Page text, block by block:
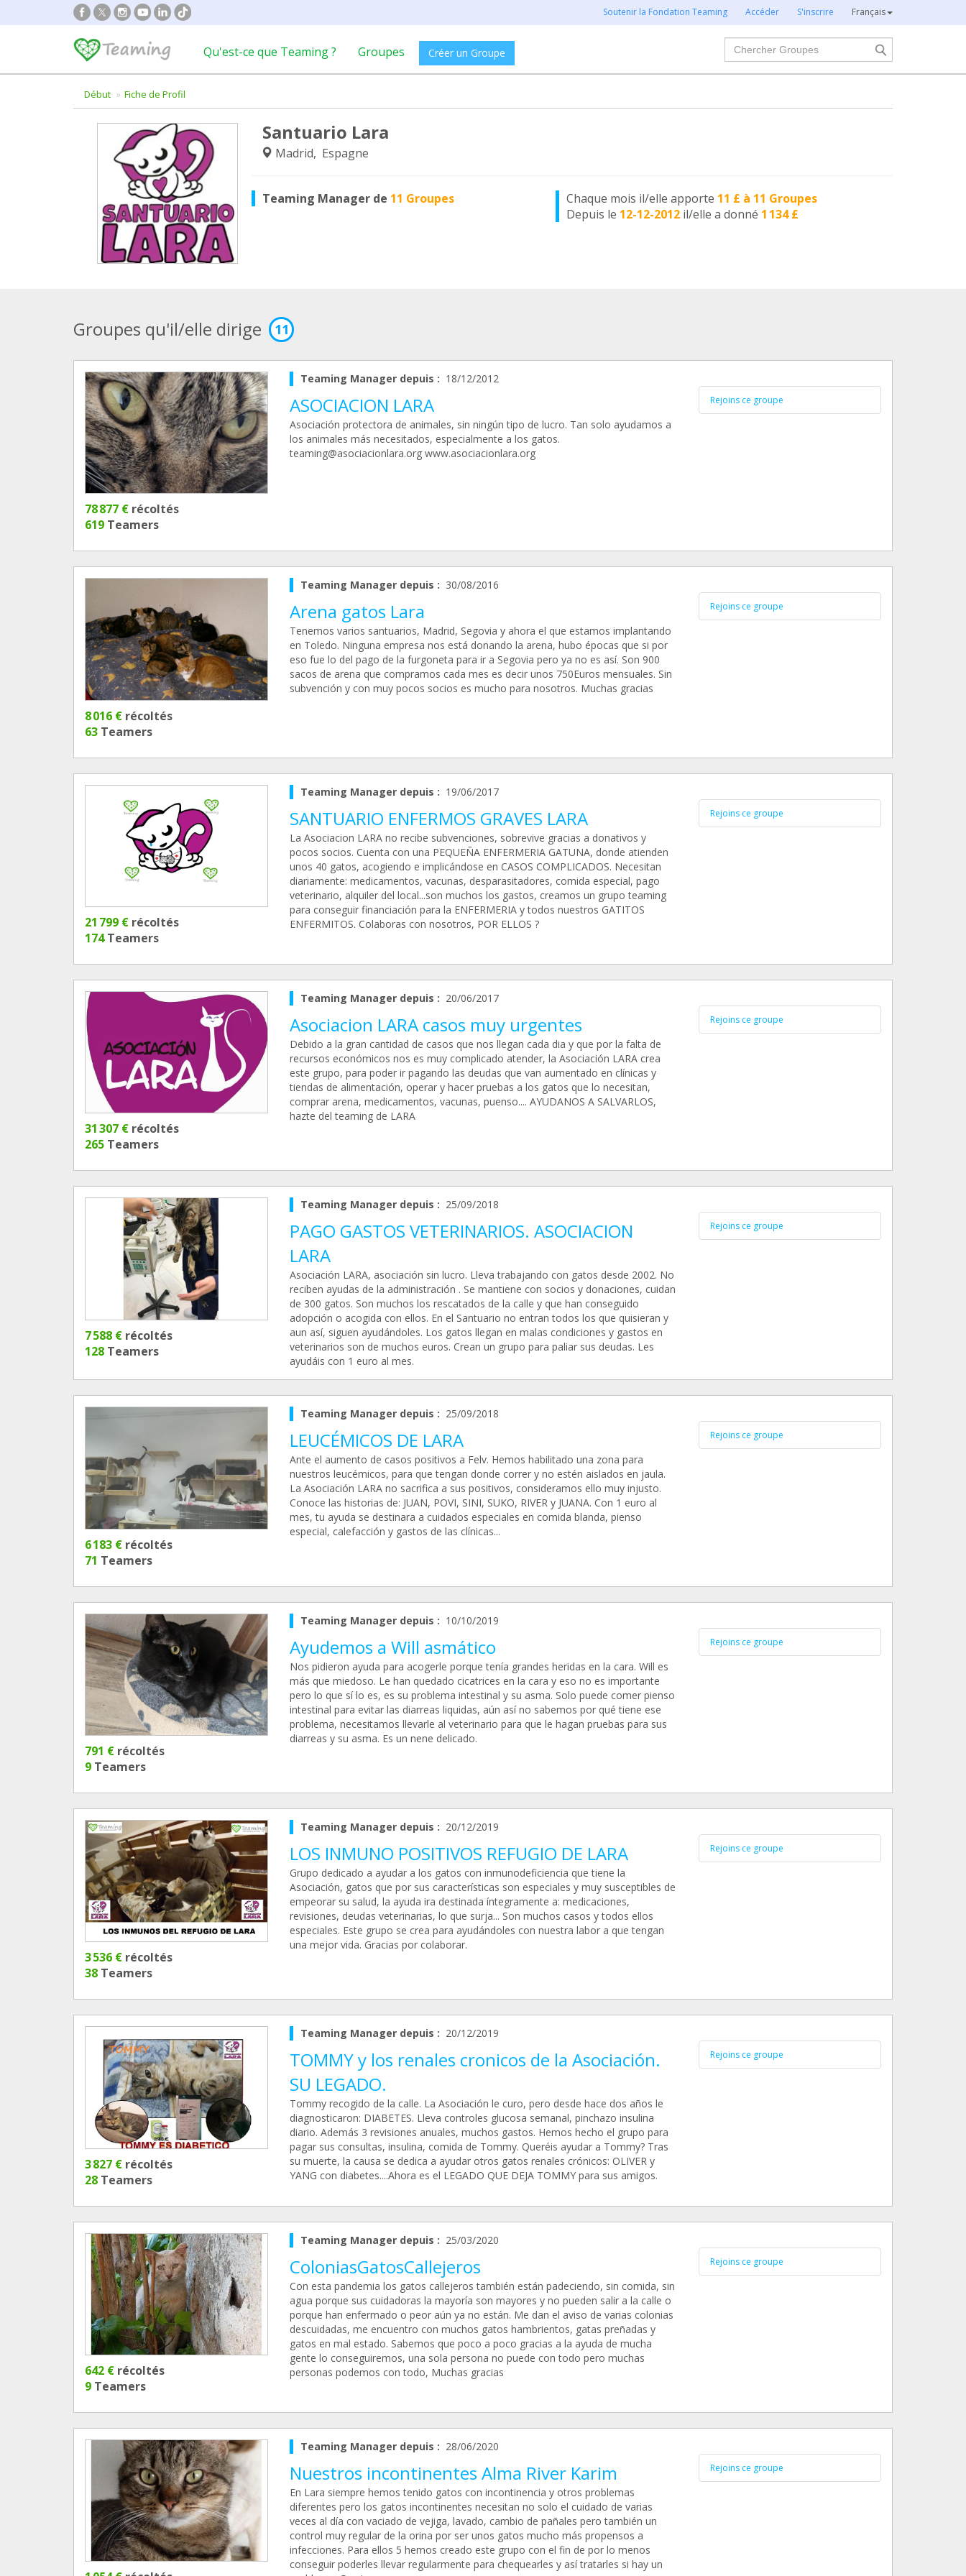
Soutenir la Fondation Teaming Accéder S'inscrire Français
Qu'est-ce que Teaming ? Groupes Créer un Groupe
Chercher
Début Fiche de Profil
Santuario Lara
Madrid, Espagne
Teaming Manager de 11 Groupes Chaque mois il/elle apporte 11 £ à 11 Groupes
Depuis le 12-12-2012 il/elle a donné 1 134 £
Groupes qu'il/elle dirige 11
78 877 € récoltés
619 Teamers
Teaming Manager depuis : 18/12/2012
ASOCIACION LARA
Asociación protectora de animales, sin ningún tipo de lucro. Tan solo ayudamos a
los animales más necesitados, especialmente a los gatos.
teaming@asociacionlara.org www.asociacionlara.org
Rejoins ce groupe
8 016 € récoltés
63 Teamers
Teaming Manager depuis : 30/08/2016
Arena gatos Lara
Tenemos varios santuarios, Madrid, Segovia y ahora el que estamos implantando
en Toledo. Ninguna empresa nos está donando la arena, hubo épocas que si por
eso fue lo del pago de la furgoneta para ir a Segovia pero ya no es así. Son 900
sacos de arena que compramos cada mes es decir unos 750Euros mensuales. Sin
subvención y con muy pocos socios es mucho para nosotros. Muchas gracias
Rejoins ce groupe
21 799 € récoltés
174Teamers
Teaming Manager depuis : 19/06/2017
SANTUARIO ENFERMOS GRAVES LARA
La Asociacion LARA no recibe subvenciones, sobrevive gracias a donativos y
pocos socios. Cuenta con una PEQUEÑA ENFERMERIA GATUNA, donde atienden
unos 40 gatos, acogiendo e implicándose en CASOS COMPLICADOS. Necesitan
diariamente: medicamentos, vacunas, desparasitadores, comida especial, pago
veterinario, alquiler del local...son muchos los gastos, creamos un grupo teaming
para conseguir financiación para la ENFERMERIA y todos nuestros GATITOS
ENFERMITOS. Colaboras con nosotros, POR ELLOS ?
Rejoins ce groupe
31 307 € récoltés
265 Teamers
Teaming Manager depuis : 20/06/2017
Asociacion LARA casos muy urgentes
Debido a la gran cantidad de casos que nos llegan cada dia y que por la falta de
recursos económicos nos es muy complicado atender, la Asociación LARA crea
este grupo, para poder ir pagando las deudas que van aumentado en clínicas y
tiendas de alimentación, operar y hacer pruebas a los gatos que lo necesitan,
comprar arena, medicamentos, vacunas, puenso.... AYUDANOS A SALVARLOS,
hazte del teaming de LARA
Rejoins ce groupe
7 588 € récoltés
128 Teamers
Teaming Manager depuis : 25/09/2018
PAGO GASTOS VETERINARIOS. ASOCIACION
LARA
Asociación LARA, asociación sin lucro. Lleva trabajando con gatos desde 2002. No
reciben ayudas de la administración . Se mantiene con socios y donaciones, cuidan
de 300 gatos. Son muchos los rescatados de la calle y que han conseguido
adopción o acogida con ellos. En el Santuario no entran todos los que quisieran y
aun así, siguen ayudándoles. Los gatos llegan en malas condiciones y gastos en
veterinarios son de muchos euros. Crean un grupo para paliar sus deudas. Les
ayudáis con 1 euro al mes.
Rejoins ce groupe
6 183 € récoltés
71 Teamers
Teaming Manager depuis : 25/09/2018
LEUCÉMICOS DE LARA
Ante el aumento de casos positivos a Felv. Hemos habilitado una zona para
nuestros leucémicos, para que tengan donde correr y no estén aislados en jaula.
La Asociación LARA no sacrifica a sus positivos, consideramos ello muy injusto.
Conoce las historias de: JUAN, POVI, SINI, SUKO, RIVER y JUANA. Con 1 euro al
mes, tu ayuda se destinara a cuidados especiales en comida blanda, pienso
especial, calefacción y gastos de las clínicas...
Rejoins ce groupe
791 € récoltés
9 Teamers
Teaming Manager depuis : 10/10/2019
Ayudemos a Will asmático
Nos pidieron ayuda para acogerle porque tenía grandes heridas en la cara. Will es
más que miedoso. Le han quedado cicatrices en la cara y eso no es importante
pero lo que sí lo es, es su problema intestinal y su asma. Solo puede comer pienso
intestinal para evitar las diarreas liquidas, aún así no sabemos por qué tiene ese
problema, necesitamos llevarle al veterinario para que le hagan pruebas para sus
diarreas y su asma. Es un nene delicado.
Rejoins ce groupe
3 536 € récoltés
38 Teamers
Teaming Manager depuis : 20/12/2019
LOS INMUNO POSITIVOS REFUGIO DE LARA
Grupo dedicado a ayudar a los gatos con inmunodeficiencia que tiene la
Asociación, gatos que por sus características son especiales y muy susceptibles de
empeorar su salud, la ayuda ira destinada íntegramente a: medicaciones,
revisiones, deudas veterinarias, lo que surja... Son muchos casos y todos ellos
especiales. Este grupo se crea para ayudándoles con nuestra labor a que tengan
una mejor vida. Gracias por colaborar.
Rejoins ce groupe
3 827 € récoltés
28 Teamers
Teaming Manager depuis : 20/12/2019
TOMMY y los renales cronicos de la Asociación.
SU LEGADO.
Tommy recogido de la calle. La Asociación le curo, pero desde hace dos años le
diagnosticaron: DIABETES. Lleva controles glucosa semanal, pinchazo insulina
diario. Además 3 revisiones anuales, muchos gastos. Hemos hecho el grupo para
pagar sus consultas, insulina, comida de Tommy. Queréis ayudar a Tommy? Tras
su muerte, la causa se dedica a ayudar otros gatos renales crónicos: OLIVER y
YANG con diabetes....Ahora es el LEGADO QUE DEJA TOMMY para sus amigos.
Rejoins ce groupe
642 € récoltés
9 Teamers
Teaming Manager depuis : 25/03/2020
ColoniasGatosCallejeros
Con esta pandemia los gatos callejeros también están padeciendo, sin comida, sin
agua porque sus cuidadoras la mayoría son mayores y no pueden salir a la calle o
porque han enfermado o peor aún ya no están. Me dan el aviso de varias colonias
descuidadas, me encuentro con muchos gatos hambrientos, gatas preñadas y
gatos en mal estado. Sabemos que poco a poco gracias a la ayuda de mucha
gente lo conseguiremos, una sola persona no puede con todo pero muchas
personas podemos con todo, Muchas gracias
Rejoins ce groupe
Teaming Manager depuis : 28/06/2020
Nuestros incontinentes Alma River Karim
En Lara siempre hemos tenido gatos con incontinencia y otros problemas
diferentes pero los gatos incontinentes necesitan no solo el cuidado de varias
veces al día con vaciado de vejiga, lavado, cambio de pañales pero también un
control muy regular de la orina por ser unos gatos mucho más propensos a
infecciones. Para ellos 5 hemos creado este grupo con el fin de por lo menos
conseguir poderles llevar regularmente para chequearles y así tratarles si hay un
Rejoins ce groupe